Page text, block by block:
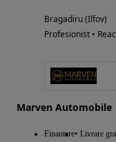
Bragadiru (Ilfov)
Profesionist •
Marven Automobile
Finantare Livrare